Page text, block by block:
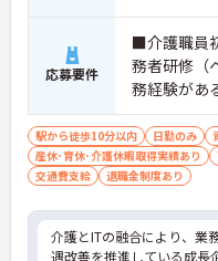
・サービス提供責任者や
も目指せます
スを軽減できます】
・記録票の提出やシフト確
ンで行えるため、手書きの
動の手間が省けケア業務に
あり、訪問介護でありなが
ムの支援を受けながら業務
応募要件
■介護職員
務者研修（
務経験があ
駅から徒歩10分以内 日勤のみ
産休･育休･介護休暇取得実績あり
交通費支給
退職金制度あり
介護とITの融合により、業
遇改善を推進している成長